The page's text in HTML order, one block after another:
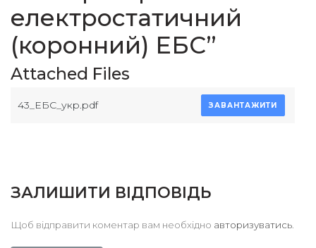
електростатичний
(коронний) ЕБС”
Attached Files
43_ЕБС_укр.pdf ЗАВАНТАЖИТИ
ЗАЛИШИТИ ВІДПОВІДЬ
Щоб відправити коментар вам необхідно авторизуватись